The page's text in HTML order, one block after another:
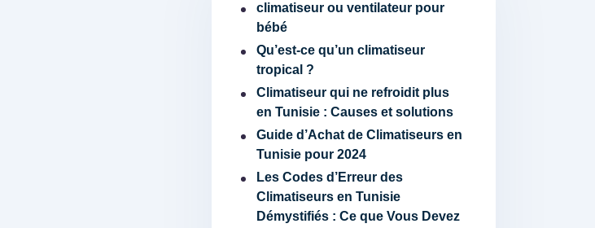
climatiseur ou ventilateur pour
bébé
Qu’est-ce qu’un climatiseur
tropical ?
Climatiseur qui ne refroidit plus
en Tunisie : Causes et solutions
Guide d’Achat de Climatiseurs en
Tunisie pour 2024
Les Codes d’Erreur des
Climatiseurs en Tunisie
Démystifiés : Ce que Vous Devez